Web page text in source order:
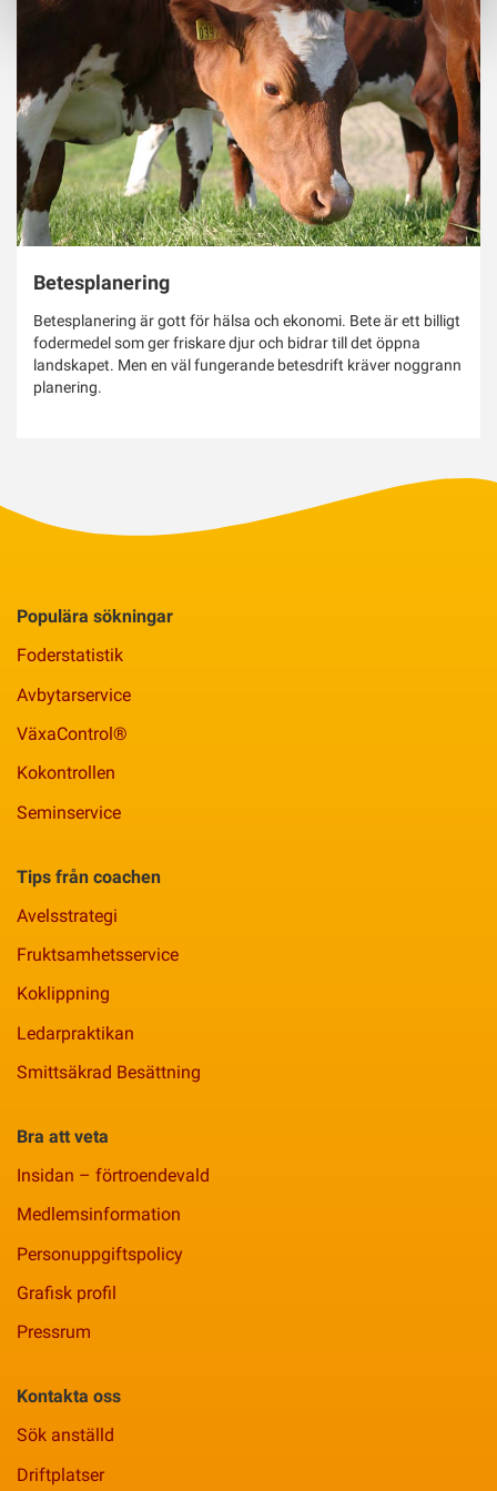
Betesplanering
Betesplanering är gott för hälsa och ekonomi. Bete är ett billigt
fodermedel som ger friskare djur och bidrar till det öppna
landskapet. Men en väl fungerande betesdrift kräver noggrann
planering.
Populära sökningar
Foderstatistik
Avbytarservice
VäxaControl®
Kokontrollen
Seminservice
Tips från coachen
Avelsstrategi
Fruktsamhetsservice
Koklippning
Ledarpraktikan
Smittsäkrad Besättning
Bra att veta
Insidan – förtroendevald
Medlemsinformation
Personuppgiftspolicy
Grafisk profil
Pressrum
Kontakta oss
Sök anställd
Driftplatser